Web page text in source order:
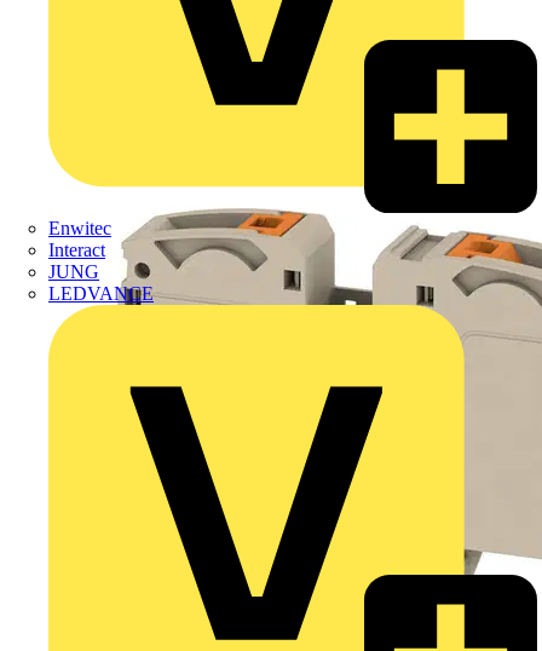
Enwitec
Interact
JUNG
LEDVANCE
Zurück zu Produkte